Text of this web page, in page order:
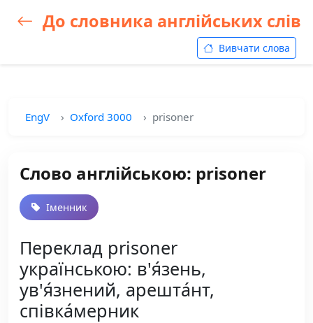
До словника англійських слів
Вивчати слова
EngV Oxford 3000 prisoner
Слово англійською: prisoner
Іменник
Переклад prisoner
українською: в'я́зень,
ув'я́знений, арешта́нт,
співка́мерник